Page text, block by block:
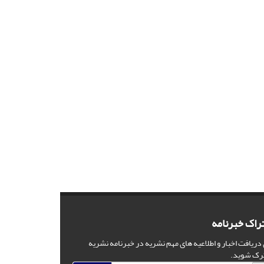
خبرنامه
دریافت اخبار و اطلاعیه های مهم نشریه در خبرنامه نشریه
شوید.